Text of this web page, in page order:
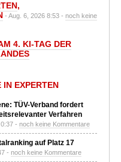
,
- Aug. 6, 2026 8:53 - noch keine
4. KI-TAG DER
IN EXPERTEN
TÜV-Verband fordert
Verfahren
- noch keine Kommentare
auf Platz 17
- noch keine Kommentare